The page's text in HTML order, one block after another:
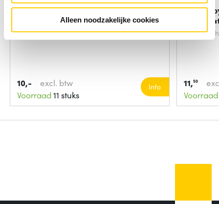
Alleen noodzakelijke cookies
Gembird MP-GAME-M muismat
Game-muismat
Kleur van het product:Zwart
10,-
excl. btw
Voorraad 11 stuks
Info
Trust
Kleur van
11,50
Voorraad